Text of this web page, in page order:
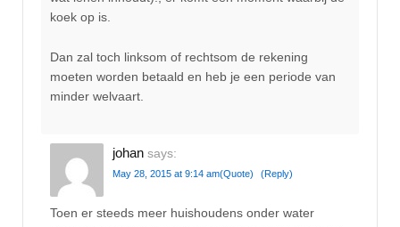
koek op is.
Dan zal toch linksom of rechtsom de rekening
moeten worden betaald en heb je een periode van
minder welvaart.
johan says:
May 28, 2015 at 9:14 am(Quote) (Reply)
Toen er steeds meer huishoudens onder water